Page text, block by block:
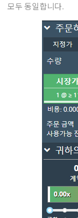
모두 동일합니다.